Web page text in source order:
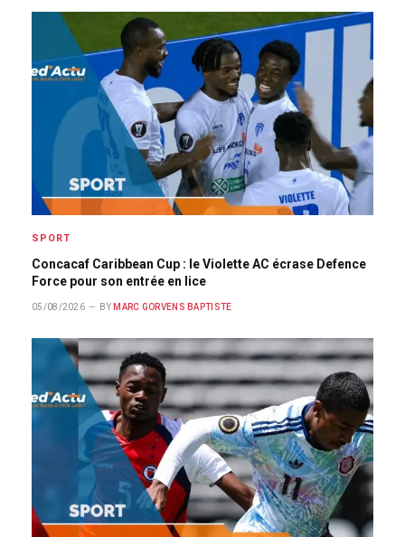
SPORT
Concacaf Caribbean Cup : le Violette AC écrase Defence
Force pour son entrée en lice
05/08/2026 BY MARC GORVENS BAPTISTE